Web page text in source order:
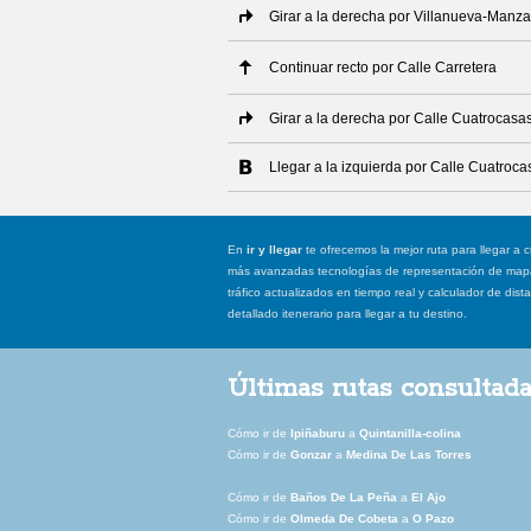
Girar a la derecha por Villanueva-
Continuar recto por Calle Carretera
Girar a la derecha por Calle
Llegar a la izquierda por Calle
En ir y llegar te ofrecemos la mejor ruta para llegar a
más avanzadas tecnologías de representación de
tráfico actualizados en tiempo real y calculador de
detallado itenerario para llegar a tu destino.
Últimas rutas
Cómo ir de Ipiñaburu a Quintanilla-colina
Cómo ir de Gonzar a Medina De Las Torres
Cómo ir de Baños De La Peña a El Ajo
Cómo ir de Olmeda De Cobeta a O Pazo